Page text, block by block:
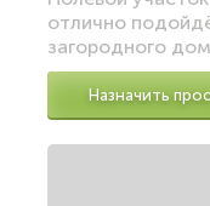
отлично
загородного
Назначить